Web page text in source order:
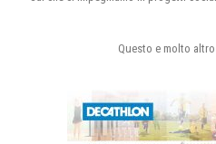
Questo e molto